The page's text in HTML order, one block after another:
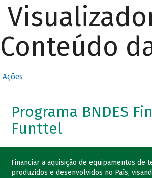
Conteúdo
Ações
Programa BNDES
Funttel
Financiar a aquisição de equipamentos de
produzidos e desenvolvidos no País,